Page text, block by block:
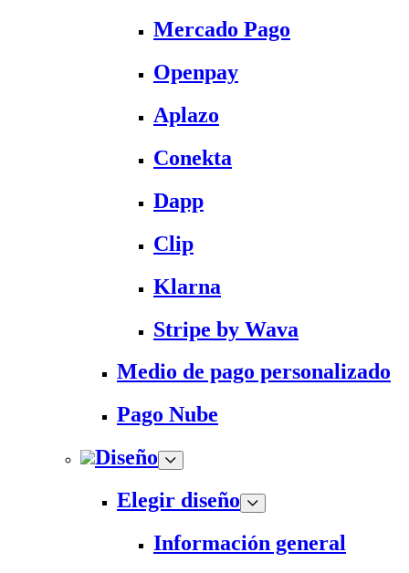
Mercado Pago
Openpay
Aplazo
Conekta
Dapp
Clip
Klarna
Stripe by Wava
Medio de pago personalizado
Pago Nube
Diseño
Elegir diseño
Información general